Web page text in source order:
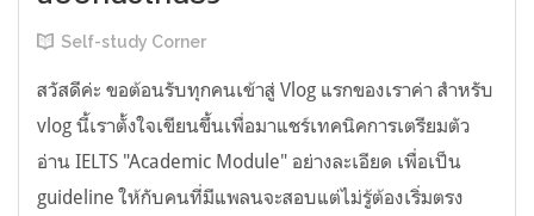
Self-study Corner
สวัสดีค่ะ ขอต้อนรับทุกคนเข้าสู่ Vlog แรกของเราค่า สำหรับ
vlog นี้เราตั้งใจเขียนขึ้นเพื่อมาแชร์เทคนิคการเตรียมตัว
อ่าน IELTS "Academic Module" อย่างละเอียด เพื่อเป็น
guideline ให้กับคนที่มีแพลนจะสอบแต่ไม่รู้ต้องเริ่มตรง